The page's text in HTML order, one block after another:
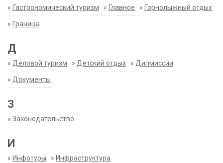
» Гастрономический туризм » Главное » Горнолыжный отдых
» Граница
Д
» Деловой туризм » Детский отдых » Дипмиссии
» Документы
З
» Законодательство
И
» Инфотуры » Инфраструктура